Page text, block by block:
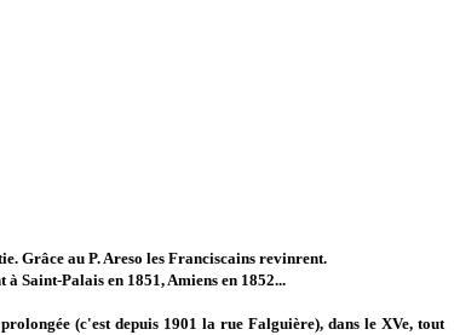
Grâce au P. Areso les Franciscains revinrent.
à Saint-Palais en 1851, Amiens en 1852...
(c'est depuis 1901 la rue Falguière), dans le XVe, tout